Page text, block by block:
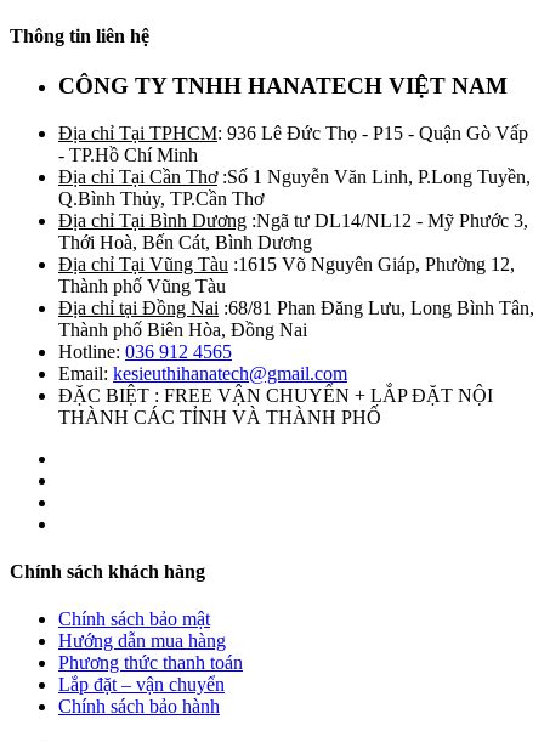
Thông tin liên hệ
CÔNG TY TNHH HANATECH VIỆT NAM
Địa chỉ Tại TPHCM: 936 Lê Đức Thọ - P15 - Quận Gò Vấp
- TP.Hồ Chí Minh
Địa chỉ Tại Cần Thơ:Số 1 Nguyễn Văn Linh, P.Long Tuyền,
Q.Bình Thủy, TP.Cần Thơ
Địa chỉ Tại Bình Dương :Ngã tư DL14/NL12 - Mỹ Phước 3,
Thới Hoà, Bến Cát, Bình Dương
Địa chỉ Tại Vũng Tàu :1615 Võ Nguyên Giáp, Phường 12,
Thành phố Vũng Tàu
Địa chỉ tại Đồng Nai :68/81 Phan Đăng Lưu, Long Bình Tân,
Thành phố Biên Hòa, Đồng Nai
Hotline: 036 912 4565
Email: kesieuthihanatech@gmail.com
ĐẶC BIỆT : FREE VẬN CHUYỂN + LẮP ĐẶT NỘI
THÀNH CÁC TỈNH VÀ THÀNH PHỐ
Chính sách khách hàng
Chính sách bảo mật
Hướng dẫn mua hàng
Phương thức thanh toán
Lắp đặt – vận chuyển
Chính sách bảo hành